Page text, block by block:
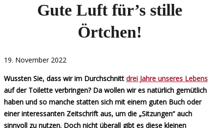
Gute Luft für’s stille
Örtchen!
19. November 2022
Wussten Sie, dass wir im Durchschnitt drei Jahre unseres Lebens
auf der Toilette verbringen? Da wollen wir es natürlich gemütlich
haben und so manche statten sich mit einem guten Buch oder
einer interessanten Zeitschrift aus, um die „Sitzungen“ auch
sinnvoll zu nutzen. Doch nicht überall gibt es diese kleinen